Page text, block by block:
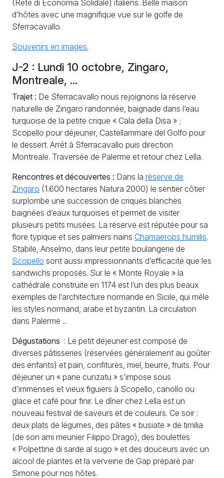
(Rete di Economia Solidale) italiens. Belle maison
d’hôtes avec une magnifique vue sur le golfe de
Sferracavallo.
Souvenirs en images.
J-2 : Lundi 10 octobre, Zingaro,
Montreale, ...
Trajet : De Sferracavallo nous rejoignons la réserve
naturelle de Zingaro randonnée, baignade dans l’eau
turquoise de la petite crique « Cala della Disa » ;
Scopello pour déjeuner, Castellammare del Golfo pour
le dessert. Arrêt à Sferracavallo puis direction
Montreale. Traversée de Palerme et retour chez Lella.
Rencontres et découvertes : Dans la réserve de
Zingaro (1.600 hectares Natura 2000) le sentier côtier
surplombe une succession de criques blanches
baignées d’eaux turquoises et permet de visiter
plusieurs petits musées. La réserve est réputée pour sa
flore typique et ses palmiers nains Chamaerops humilis.
Stabile, Anselmo, dans leur petite boulangerie de
Scopello sont aussi impressionnants d’efficacité que les
sandwichs proposés. Sur le « Monte Royale » la
cathédrale construite en 1174 est l’un des plus beaux
exemples de l’architecture normande en Sicile, qui mêle
les styles normand, arabe et byzantin. La circulation
dans Palerme ...
Dégustations : Le petit déjeuner est composé de
diverses pâtisseries (réservées généralement au goûter
des enfants) et pain, confitures, miel, beurre, fruits. Pour
déjeuner un « pane cunzatu » s’impose sous
d’immenses et vieux figuiers à Scopello, canollo ou
glace et café pour finir. Le dîner chez Lella est un
nouveau festival de saveurs et de couleurs. Ce soir :
deux plats de légumes, des pâtes « busiate » de timilia
(de son ami meunier Filippo Drago), des boulettes
« Polpettine di sarde al sugo » et des douceurs avec un
alcool de plantes et la verveine de Gap préparé par
Simone pour nos hôtes.